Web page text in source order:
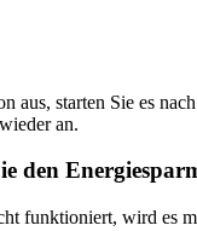
aus, starten Sie es
an.
den
funktioniert, wird es